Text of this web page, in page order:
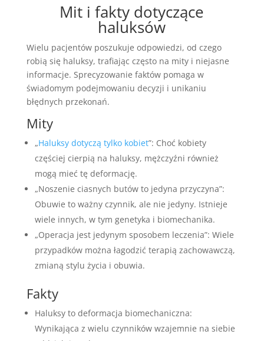
Mit i fakty dotyczące
haluksów
Wielu pacjentów poszukuje odpowiedzi, od czego
robią się haluksy, trafiając często na mity i niejasne
informacje. Sprecyzowanie faktów pomaga w
świadomym podejmowaniu decyzji i unikaniu
błędnych przekonań.
Mity
„Haluksy dotyczą tylko kobiet”: Choć kobiety
częściej cierpią na haluksy, mężczyźni również
mogą mieć tę deformację.
„Noszenie ciasnych butów to jedyna przyczyna”:
Obuwie to ważny czynnik, ale nie jedyny. Istnieje
wiele innych, w tym genetyka i biomechanika.
„Operacja jest jedynym sposobem leczenia”: Wiele
przypadków można łagodzić terapią zachowawczą,
zmianą stylu życia i obuwia.
Fakty
Haluksy to deformacja biomechaniczna:
Wynikająca z wielu czynników wzajemnie na siebie